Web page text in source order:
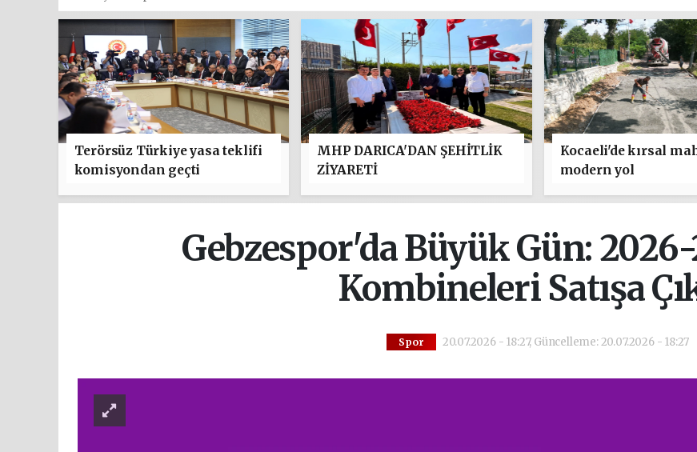
Terörsüz Türkiye yasa teklifi
komisyondan geçti
MHP DARICA'DAN ŞEHİTLİK
ZİYARETİ
Kocaeli'de kırsal
modern yol
Gebzespor'da Büyük Gün:
Kombineleri Satışa
Spor 20.07.2026 - 18:27, Güncelleme: 20.07.2026 - 18:27